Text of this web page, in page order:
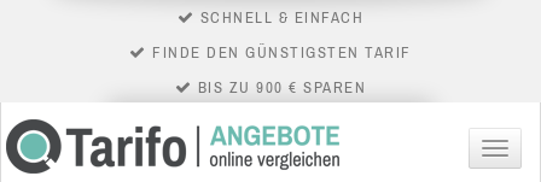
SCHNELL & EINFACH
FINDE DEN GÜNSTIGSTEN TARIF
BIS ZU 900 € SPAREN
Menü